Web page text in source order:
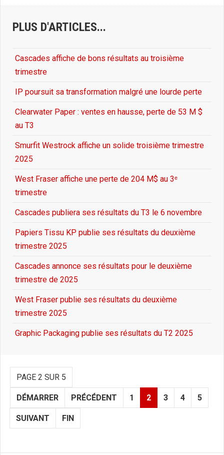
PLUS D'ARTICLES...
Cascades affiche de bons résultats au troisième
trimestre
IP poursuit sa transformation malgré une lourde perte
Clearwater Paper : ventes en hausse, perte de 53 M $
au T3
Smurfit Westrock affiche un solide troisième trimestre
2025
West Fraser affiche une perte de 204 M$ au 3ᵉ
trimestre
Cascades publiera ses résultats du T3 le 6 novembre
Papiers Tissu KP publie ses résultats du deuxième
trimestre 2025
Cascades annonce ses résultats pour le deuxième
trimestre de 2025
West Fraser publie ses résultats du deuxième
trimestre 2025
Graphic Packaging publie ses résultats du T2 2025
PAGE 2 SUR 5
DÉMARRER PRÉCÉDENT 1 2 3 4 5
SUIVANT FIN